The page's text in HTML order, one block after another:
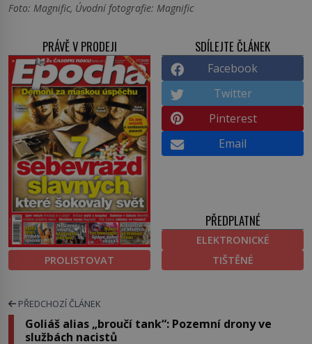
Foto: Magnific, Úvodní fotografie: Magnific
PRÁVĚ V PRODEJI
PROLISTOVAT
SDÍLEJTE ČLÁNEK
Facebook
Twitter
Pinterest
Email
PŘEDPLATNÉ
ELEKTRONICKÉ
TIŠTĚNÉ
PŘEDCHOZÍ ČLÁNEK
Goliáš alias „broučí tank“: Pozemní drony ve
službách nacistů